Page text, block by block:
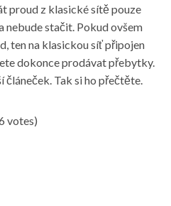
proud z klasické sítě pouze
stačit. Pokud ovšem
ten na klasickou síť připojen
dokonce prodávat přebytky.
článeček. Tak si ho přečtěte.
votes)